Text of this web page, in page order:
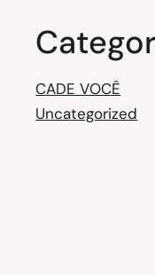
CADE VOCÊ
Uncategorized